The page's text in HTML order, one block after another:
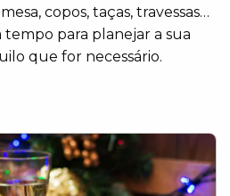
copos, taças, travessas…
tempo para planejar a sua
que for necessário.